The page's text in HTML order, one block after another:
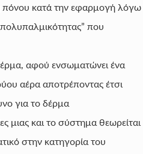
πόνου κατά την εφαρμογή λόγω
που
αφού ενσωματώνει ένα
αέρα αποτρέποντας έτσι
για το δέρμα
μιας και το σύστημα θεωρείται
στην κατηγορία του